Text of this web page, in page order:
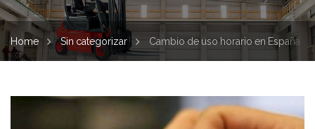
Home Sin categorizar Cambio de uso horario en España
Cambio